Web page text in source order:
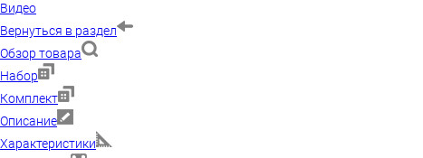
Видео
Вернуться в раздел
Обзор товара
Набор
Комплект
Описание
Характеристики